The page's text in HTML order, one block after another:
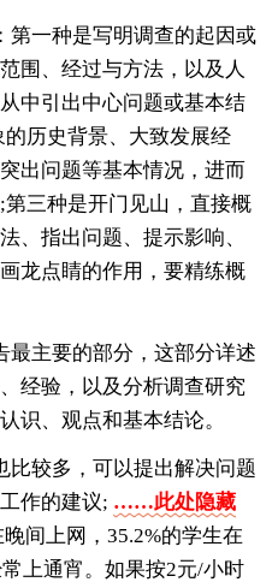
第一种是写明调查的起因或
围、经过与方法，以及人
中引出中心问题或基本结
历史背景、大致发展经
出问题等基本情况，进而
三种是开门见山，直接概
、指出问题、提示影响、
龙点睛的作用，要精练概
最主要的部分，这部分详述
经验，以及分析调查研究
识、观点和基本结论。
比较多，可以提出解决问题
作的建议; ……此处隐藏
间上网，35.2%的学生在
上通宵。如果按2元/小时